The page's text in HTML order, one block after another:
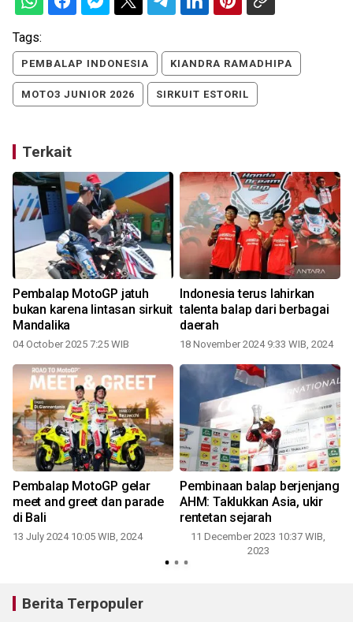
Tags:
PEMBALAP INDONESIA KIANDRA RAMADHIPA
MOTO3 JUNIOR 2026 SIRKUIT ESTORIL
Terkait
Pembalap MotoGP jatuh
bukan karena lintasan sirkuit
Mandalika
04 October 2025 7:25 WIB
Indonesia terus lahirkan
talenta balap dari berbagai
daerah
18 November 2024 9:33 WIB, 2024
Pembalap MotoGP gelar
meet and greet dan parade
di Bali
13 July 2024 10:05 WIB, 2024
Pembinaan balap berjenjang
AHM: Taklukkan Asia, ukir
rentetan sejarah
11 December 2023 10:37 WIB,
2023
Berita Terpopuler